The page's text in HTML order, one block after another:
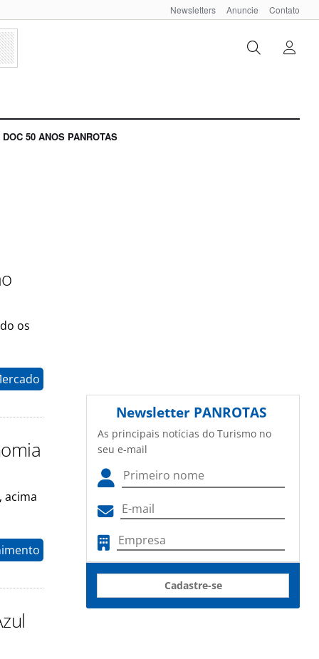
Newsletters Anuncie Contato
DOC 50 ANOS PANROTAS
os
acima
Newsletter PANROTAS
As principais notícias do Turismo no
seu e-mail
Cadastre-se